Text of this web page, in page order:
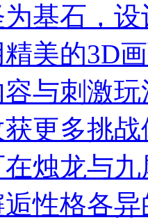
基石，
美的3D
与刺激
更多挑
烛龙与
性格各